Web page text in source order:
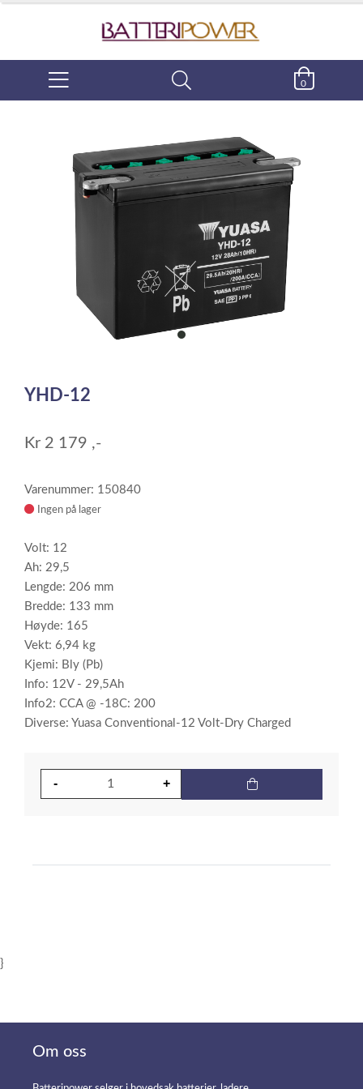
0
item
of
YHD-12
Kr 2 179 ,-
Varenummer: 150840
Ingen på lager
Volt: 12
Ah: 29,5
Lengde: 206 mm
Bredde: 133 mm
Høyde: 165
Vekt: 6,94 kg
Kjemi: Bly (Pb)
Info: 12V - 29,5Ah
Info2: CCA @ -18C: 200
Diverse: Yuasa Conventional-12 Volt-Dry Charged
}
Om oss